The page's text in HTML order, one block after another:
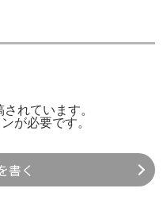
れています。
が必要です。
書く